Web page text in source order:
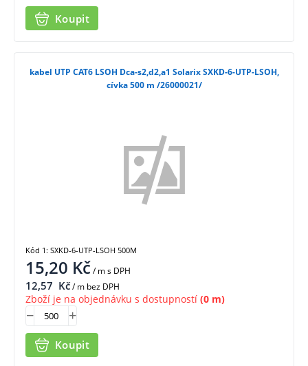
Koupit
kabel UTP CAT6 LSOH Dca-s2,d2,a1 Solarix SXKD-6-UTP-LSOH,
cívka 500 m /26000021/
15,20 Kč/ ms DPH
12,57 Kč/ m bez DPH
Zboží je na objednávku s dostupností (0 m)
Koupit
Kód 1: SXKD-6-UTP-LSOH 500M